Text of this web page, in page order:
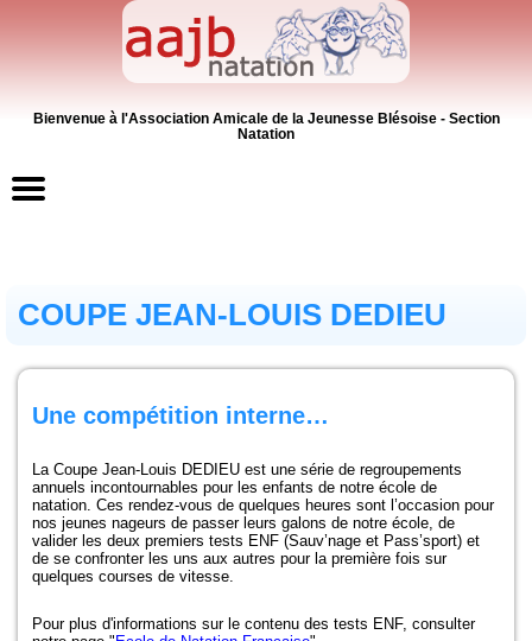
Bienvenue à l'Association Amicale de la Jeunesse Blésoise - Section
Natation
Contacts
News
Inscriptions
Activités
Compétitions-Résultats
COUPE JEAN-LOUIS DEDIEU
Une compétition interne…
La Coupe Jean-Louis DEDIEU est une série de regroupements
annuels incontournables pour les enfants de notre école de
natation. Ces rendez-vous de quelques heures sont l’occasion pour
nos jeunes nageurs de passer leurs galons de notre école, de
valider les deux premiers tests ENF (Sauv’nage et Pass’sport) et
de se confronter les uns aux autres pour la première fois sur
quelques courses de vitesse.
Pour plus d'informations sur le contenu des tests ENF, consulter